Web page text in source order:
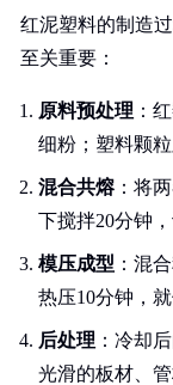
红泥塑料的制造
至关重要：
原料预处理 ：
细粉；塑料颗
混合共熔 ：将
下搅拌20分钟
模压成型 ：混
热压10分钟，就
后处理 ：冷却
光滑的板材、管